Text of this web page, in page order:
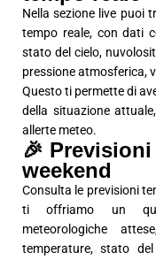
Nella sezione live puoi
tempo reale, con dati
stato del cielo,
pressione atmosferica,
Questo ti permette di
della situazione
allerte meteo.
🎉
weekend
Consulta le previsioni
ti offriamo un
meteorologiche
temperature, stato